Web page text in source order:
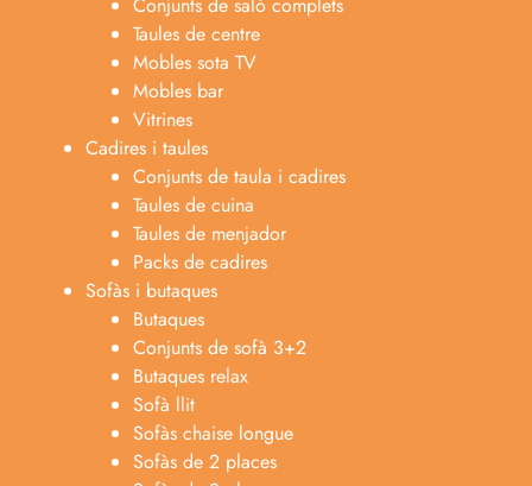
Taules de centre
Mobles sota TV
Mobles bar
Vitrines
Cadires i taules
Conjunts de taula i cadires
Taules de cuina
Taules de menjador
Packs de cadires
Sofàs i butaques
Butaques
Conjunts de sofà 3+2
Butaques relax
Sofà llit
Sofàs chaise longue
Sofàs de 2 places